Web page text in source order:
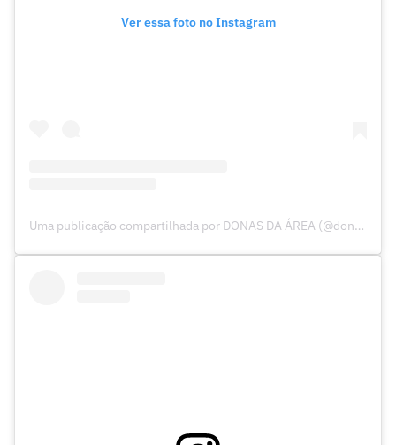
Ver essa foto no Instagram
Uma publicação compartilhada por DONAS DA ÁREA (@donasdaarea)